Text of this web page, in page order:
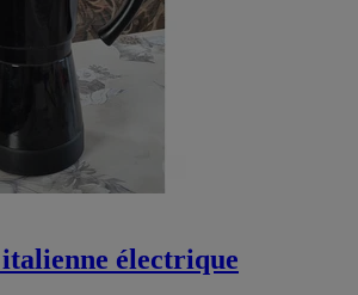
électrique